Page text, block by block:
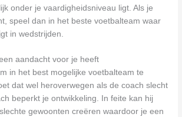
onder je vaardigheidsniveau ligt. Als je
speel dan in het beste voetbalteam waar
in wedstrijden.
aandacht voor je heeft
in het best mogelijke voetbalteam te
dat wel heroverwegen als de coach slecht
beperkt je ontwikkeling. In feite kan hij
gewoonten creëren waardoor je een